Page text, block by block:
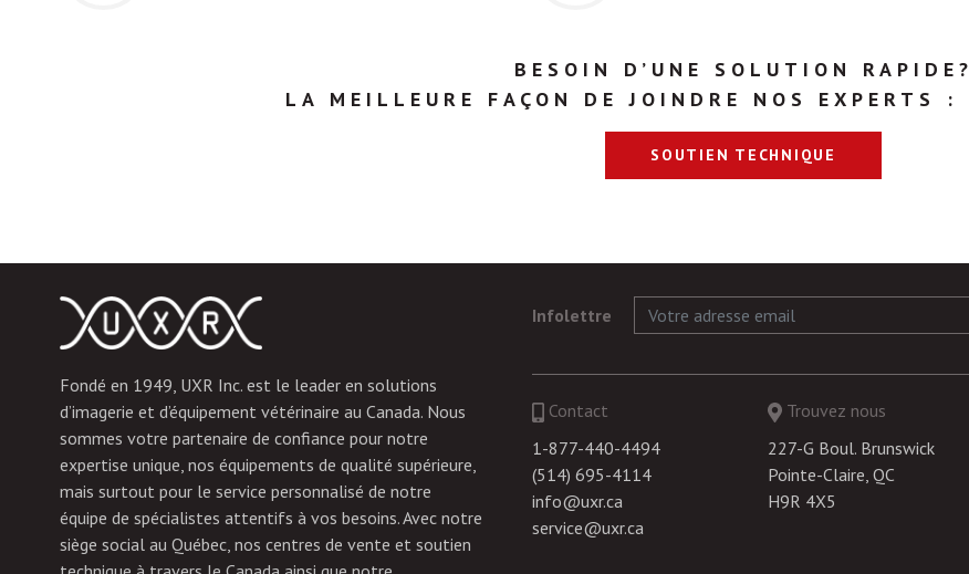
BESOIN D’UNE SOLUTION RAPIDE?
LA MEILLEURE FAÇON DE JOINDRE NOS EXPERTS :
SOUTIEN TECHNIQUE
Fondé en 1949, UXR Inc. est le leader en solutions
d’imagerie et d’équipement vétérinaire au Canada. Nous
sommes votre partenaire de confiance pour notre
expertise unique, nos équipements de qualité supérieure,
mais surtout pour le service personnalisé de notre
équipe de spécialistes attentifs à vos besoins. Avec notre
siège social au Québec, nos centres de vente et soutien
Infolettre
Contact
1-877-440-4494
(514) 695-4114
info@uxr.ca
service@uxr.ca
Trouvez nous
227-G Boul. Brunswick
Pointe-Claire, QC
H9R 4X5